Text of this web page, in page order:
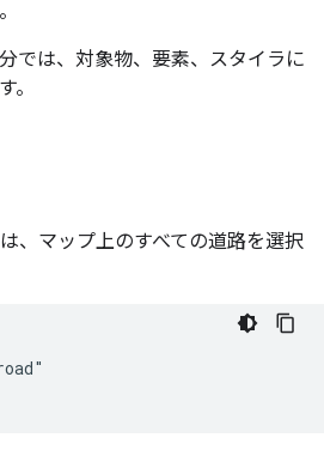
では、対象物、要素、スタイラに
。
、マップ上のすべての道路を選択